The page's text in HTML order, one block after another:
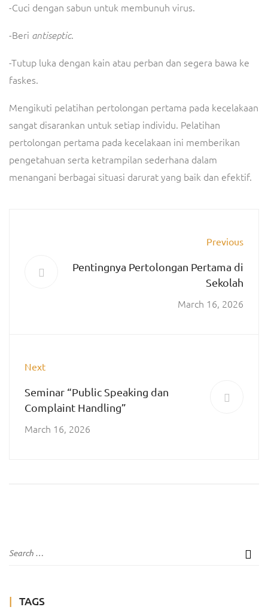
-Cuci dengan sabun untuk membunuh virus.
-Beri antiseptic.
-Tutup luka dengan kain atau perban dan segera bawa ke
faskes.
Mengikuti pelatihan pertolongan pertama pada kecelakaan
sangat disarankan untuk setiap individu. Pelatihan
pertolongan pertama pada kecelakaan ini memberikan
pengetahuan serta ketrampilan sederhana dalam
menangani berbagai situasi darurat yang baik dan efektif.
Previous
Pentingnya Pertolongan Pertama di
Sekolah
March 16, 2026
Next
Seminar “Public Speaking dan
Complaint Handling”
March 16, 2026
TAGS